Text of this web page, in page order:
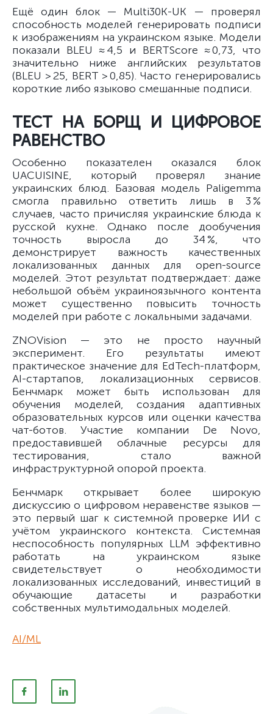
Ещё один блок — Multi30K-UK — проверял
способность моделей генерировать подписи
к изображениям на украинском языке. Модели
показали BLEU ≈ 4,5 и BERTScore ≈ 0,73, что
значительно ниже английских результатов
(BLEU > 25, BERT > 0,85). Часто генерировались
короткие либо языково смешанные подписи.
ТЕСТ НА БОРЩ И ЦИФРОВОЕ
РАВЕНСТВО
Особенно показателен оказался блок
UACUISINE, который проверял знание
украинских блюд. Базовая модель Paligemma
смогла правильно ответить лишь в 3 %
случаев, часто причисляя украинские блюда к
русской кухне. Однако после дообучения
точность выросла до 34 %, что
демонстрирует важность качественных
локализованных данных для open-source
моделей. Этот результат подтверждает: даже
небольшой объём украиноязычного контента
может существенно повысить точность
моделей при работе с локальными задачами.
ZNOVision — это не просто научный
эксперимент. Его результаты имеют
практическое значение для EdTech-платформ,
AI-стартапов, локализационных сервисов.
Бенчмарк может быть использован для
обучения моделей, создания адаптивных
образовательных курсов или оценки качества
чат-ботов. Участие компании De Novo,
предоставившей облачные ресурсы для
тестирования, стало важной
инфраструктурной опорой проекта.
Бенчмарк открывает более широкую
дискуссию о цифровом неравенстве языков —
это первый шаг к системной проверке ИИ с
учётом украинского контекста. Системная
неспособность популярных LLM эффективно
работать на украинском языке
свидетельствует о необходимости
локализованных исследований, инвестиций в
обучающие датасеты и разработки
собственных мультимодальных моделей.
AI/ML